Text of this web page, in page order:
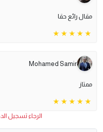
مقال رائع حقا
Mohamed Samir
ممتاز
الرجاء تسجيل